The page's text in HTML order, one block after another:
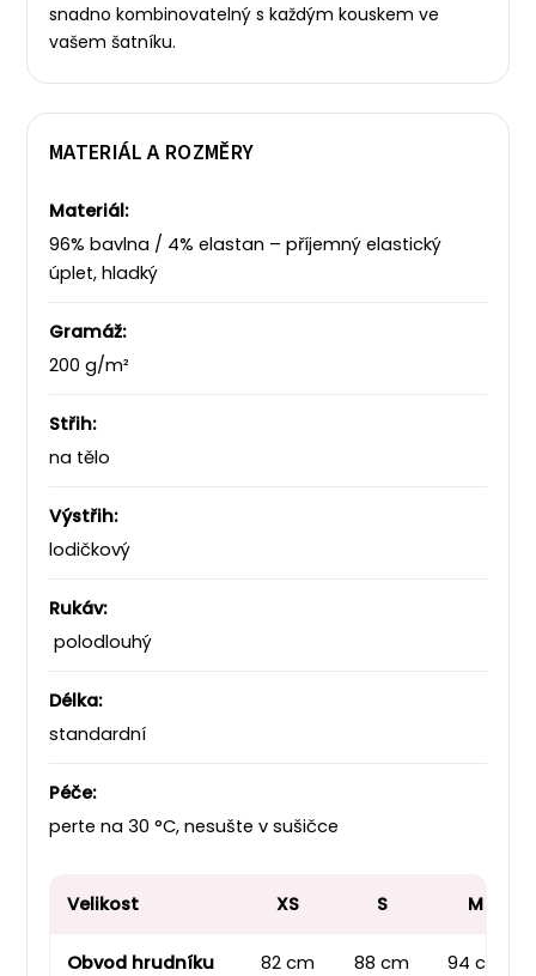
snadno kombinovatelný s každým kouskem ve
vašem šatníku.
MATERIÁL A ROZMĚRY
Materiál:
96% bavlna / 4% elastan – příjemný elastický
úplet, hladký
Gramáž:
200 g/m²
Střih:
na tělo
Výstřih:
lodičkový
Rukáv:
polodlouhý
Délka:
standardní
Péče:
perte na 30 °C, nesušte v sušičce
Velikost XS S M
Obvod hrudníku 82 cm 88 cm 94 cm